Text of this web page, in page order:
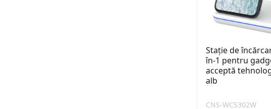
Stație de
în-1 pentru
acceptă
alb
CNS-WCS302W